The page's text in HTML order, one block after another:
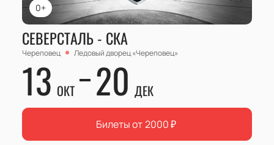
0+
СЕВЕРСТАЛЬ - СКА
Череповец Ледовый дворец «Череповец»
13 ОКТ 20 ДЕК
Билеты от 2000₽